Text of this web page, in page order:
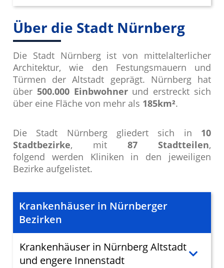
Über die Stadt Nürnberg
Die Stadt Nürnberg ist von mittelalterlicher
Architektur, wie den Festungsmauern und
Türmen der Altstadt geprägt. Nürnberg hat
über 500.000 Einbwohnerund erstreckt sich
über eine Fläche von mehr als 185km².
Die Stadt Nürnberg gliedert sich in 10
Stadtbezirke, mit 87 Stadtteilen,
folgend werden Kliniken in den jeweiligen
Bezirke aufgelistet.
Krankenhäuser in Nürnberger
Bezirken
Krankenhäuser in Nürnberg Altstadt
und engere Innenstadt